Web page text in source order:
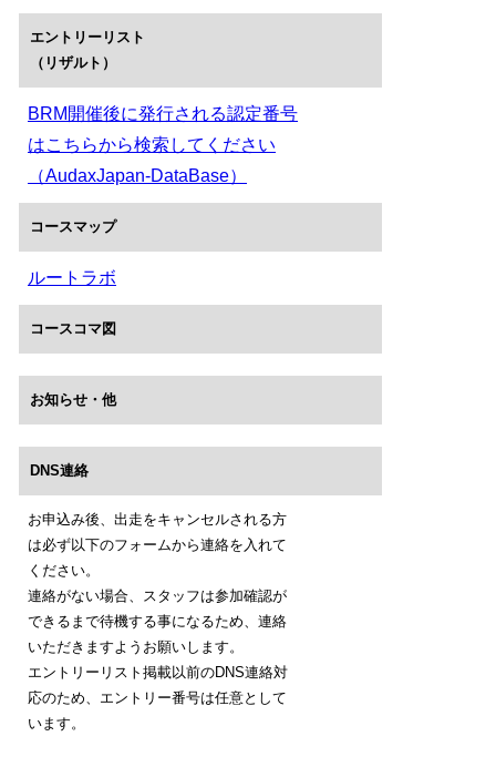
エントリーリスト
（リザルト）
BRM開催後に発行される認定番号
はこちらから検索してください
（AudaxJapan-DataBase）
コースマップ
ルートラボ
コースコマ図
お知らせ・他
DNS連絡
お申込み後、出走をキャンセルされる方
は必ず以下のフォームから連絡を入れて
ください。
連絡がない場合、スタッフは参加確認が
できるまで待機する事になるため、連絡
いただきますようお願いします。
エントリーリスト掲載以前のDNS連絡対
応のため、エントリー番号は任意として
います。